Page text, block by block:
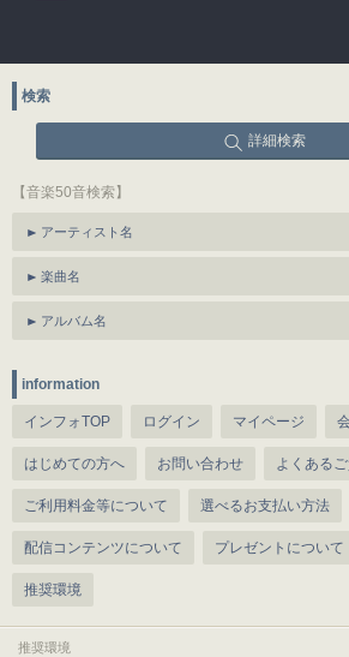
検索
詳細検索
【音楽50音検索】
アーティスト名
楽曲名
アルバム名
information
インフォTOP ログイン マイページ
はじめての方へ お問い合わせ よくある
ご利用料金等について 選べるお支払い方法
配信コンテンツについて プレゼントについて
推奨環境
推奨環境